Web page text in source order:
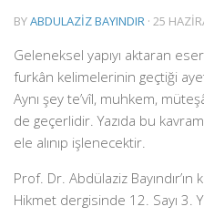
BYABDULAZIZ BAYINDIR · 25
Geleneksel yapıyı aktaran
furkân kelimelerinin geçtiği
Aynı şey te’vîl, muhkem,
de geçerlidir. Yazıda bu
ele alınıp işlenecektir.
Prof. Dr. Abdülaziz Bayındır’ın
Hikmet dergisinde 12. Sayı 3.